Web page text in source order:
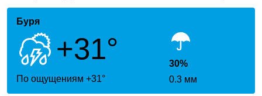
Вы можете
Буря
+31°
По ощущениям +31°
30%
0.3 мм